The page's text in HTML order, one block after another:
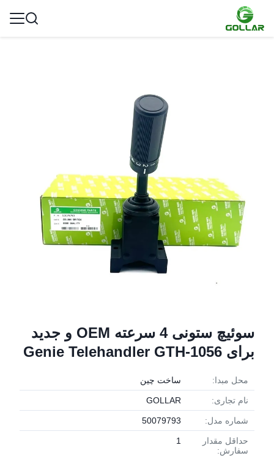
سوئیچ ستونی 4 سرعته OEM و جدید
برای Genie Telehandler GTH-1056
محل مبدا: ساخت چین
نام تجاری: GOLLAR
شماره مدل: 50079793
حداقل مقدار
سفارش:
1